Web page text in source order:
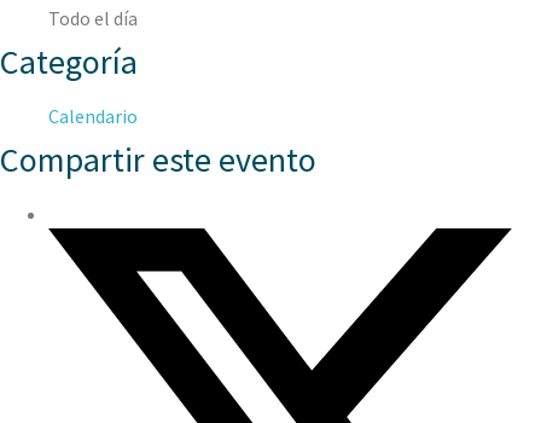
Todo el día
Categoría
Calendario
Compartir este evento